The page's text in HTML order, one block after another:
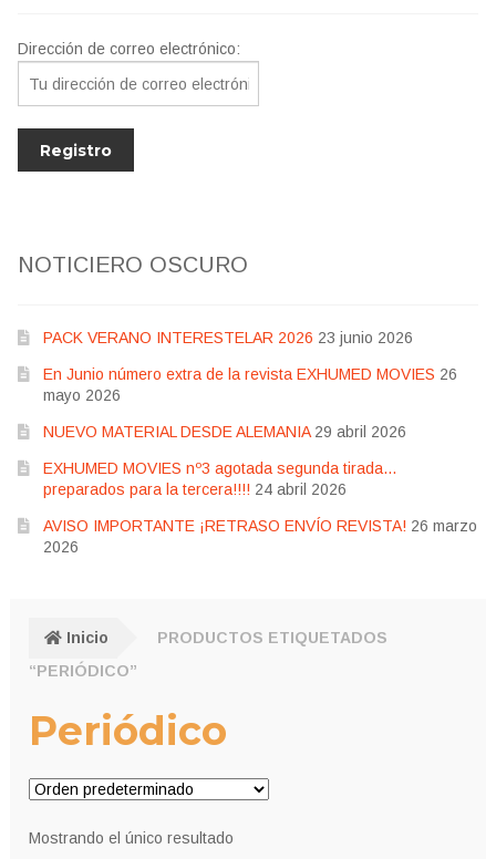
Dirección de correo electrónico:
NOTICIERO OSCURO
PACK VERANO INTERESTELAR 2026 23 junio 2026
En Junio número extra de la revista EXHUMED MOVIES 26
mayo 2026
NUEVO MATERIAL DESDE ALEMANIA 29 abril 2026
EXHUMED MOVIES nº3 agotada segunda tirada…
preparados para la tercera!!!! 24 abril 2026
AVISO IMPORTANTE ¡RETRASO ENVÍO REVISTA! 26 marzo
2026
Inicio
PRODUCTOS ETIQUETADOS
“PERIÓDICO”
Periódico
Mostrando el único resultado